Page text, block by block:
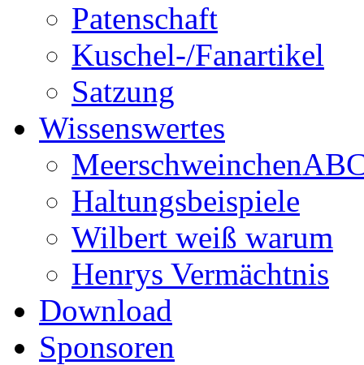
Patenschaft
Kuschel-/Fanartikel
Satzung
Wissenswertes
Haltungsbeispiele
Wilbert weiß warum
Henrys Vermächtnis
Download
Sponsoren